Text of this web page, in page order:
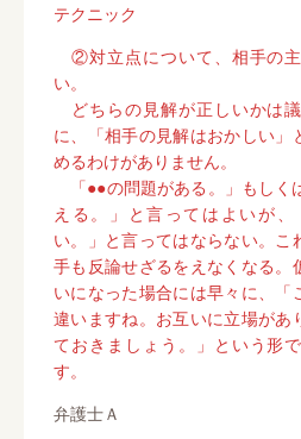
テクニック
②対立点について、相手の
い。
どちらの見解が正しいかは
に、「相手の見解はおかしい」
めるわけがありません。
「●●の問題がある。」もしく
える。」と言ってはよいが
い。」と言ってはならない。こ
手も反論せざるをえなくなる。
いになった場合には早々に、「
違いますね。お互いに立場があ
ておきましょう。」という形
す。
弁護士Ａ